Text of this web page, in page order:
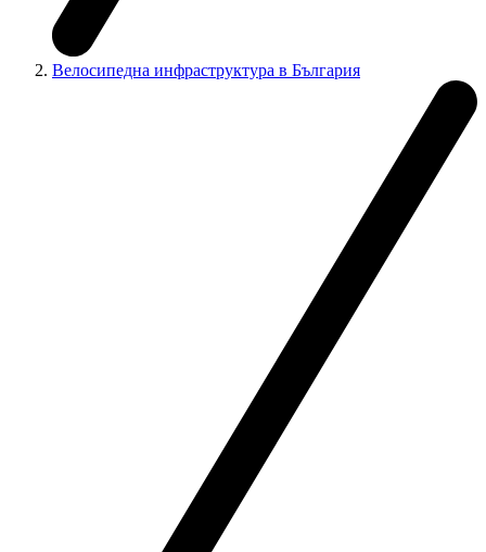
Велосипедна инфраструктура в България